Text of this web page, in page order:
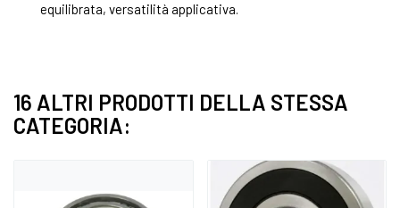
equilibrata, versatilità applicativa.
16 ALTRI PRODOTTI DELLA STESSA
CATEGORIA: